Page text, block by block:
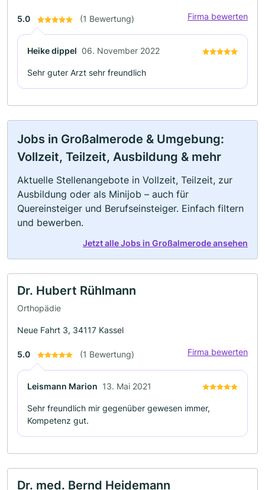
5.0 (1 Bewertung) Firma bewerten
Heike dippel 06. November 2022
Sehr guter Arzt sehr freundlich
Jobs in Großalmerode & Umgebung:
Vollzeit, Teilzeit, Ausbildung & mehr
Aktuelle Stellenangebote in Vollzeit, Teilzeit, zur
Ausbildung oder als Minijob – auch für
Quereinsteiger und Berufseinsteiger. Einfach filtern
und bewerben.
Jetzt alle Jobs in Großalmerode ansehen
Dr. Hubert Rühlmann
Orthopädie
Neue Fahrt 3, 34117 Kassel
5.0 (1 Bewertung) Firma bewerten
Leismann Marion 13. Mai 2021
Sehr freundlich mir gegenüber gewesen immer,
Kompetenz gut.
Dr. med. Bernd Heidemann